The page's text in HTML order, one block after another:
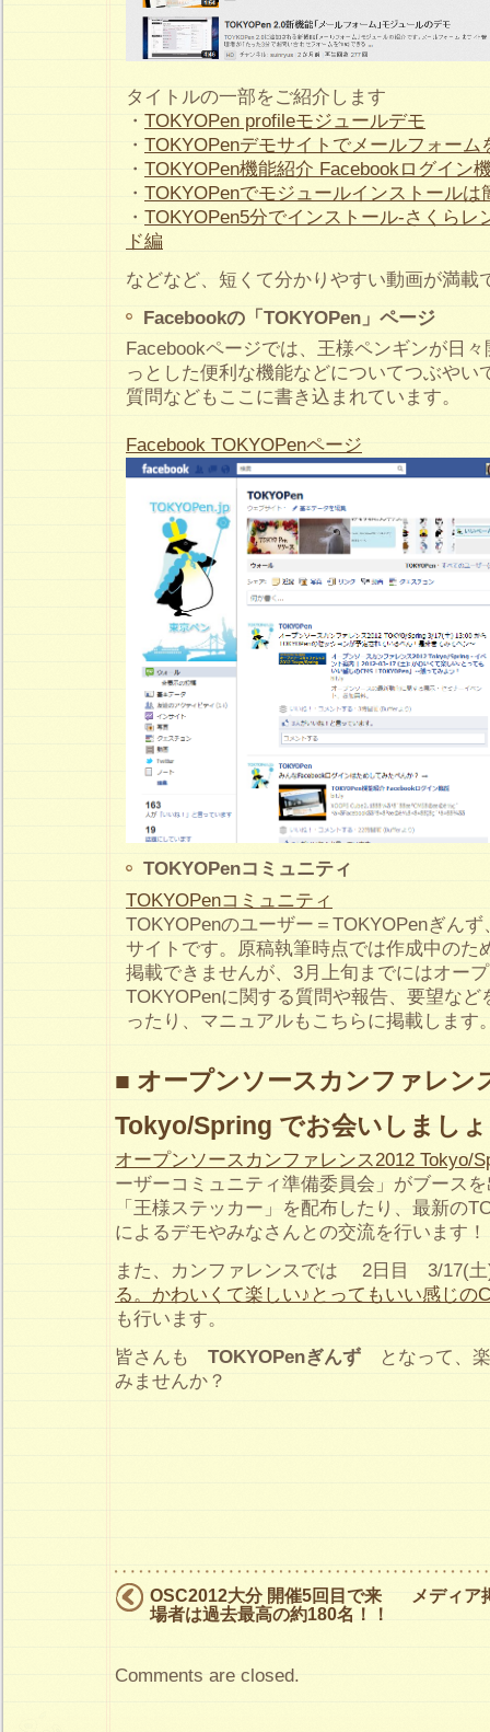
タイトルの一部をご紹介します
・ TOKYOPen profileモジュールデモ
・ TOKYOPenデモサイトでメールフォーム
・ TOKYOPen機能紹介 Facebookログイン
・ TOKYOPenでモジュールインストールは
・ TOKYOPen5分でインストール-さくらレ
ド編
などなど、短くて分かりやすい動画が満載
Facebookの「TOKYOPen」ページ
Facebookページでは、王様ペンギンが日
っとした便利な機能などについてつぶやい
質問などもここに書き込まれています。
Facebook TOKYOPenページ
TOKYOPenコミュニティ
TOKYOPenコミュニティ
TOKYOPenのユーザー＝TOKYOPenぎん
サイトです。原稿執筆時点では作成中のた
掲載できませんが、3月上旬までにはオー
TOKYOPenに関する質問や報告、要望など
ったり、マニュアルもこちらに掲載します
■ オープンソースカンファレン
Tokyo/Spring でお会いしまし
オープンソースカンファレンス2012 Tokyo/
ーザーコミュニティ準備委員会」がブース
「王様ステッカー」を配布したり、最新の
によるデモやみなさんとの交流を行います！
また、カンファレンスでは 2日目 3/17(
る。かわいくて楽しい♪とってもいい感じの
も行います。
皆さんも TOKYOPenぎんず となって、
みませんか？
OSC2012大分 開催5回目で来
場者は過去最高の約180名！！
メディア
Comments are closed.